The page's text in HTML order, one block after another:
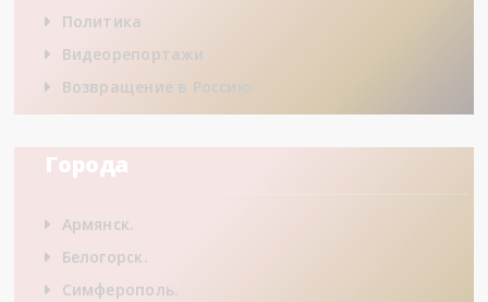
Политика
Видеорепортажи
Возвращение в Россию.
Города
Армянск.
Белогорск.
Симферополь.